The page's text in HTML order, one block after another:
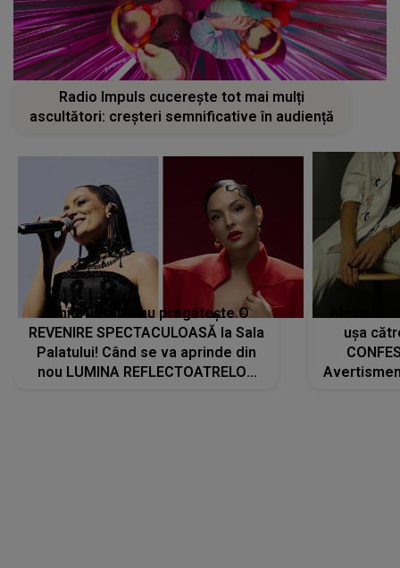
Radio Impuls cucerește tot mai mulți
ascultători: creșteri semnificative în audiență
Tania Turtureanu pregătește O
REVENIRE SPECTACULOASĂ la Sala
Palatului! Când se va aprinde din
nou LUMINA REFLECTOATRELOR
ușa